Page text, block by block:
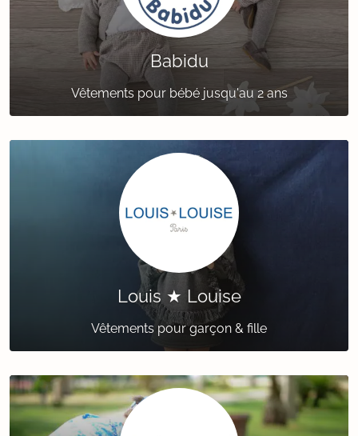
Babidu
Vêtements pour bébé jusqu'au 2 ans
Louis ★ Louise
Vêtements pour garçon & fille